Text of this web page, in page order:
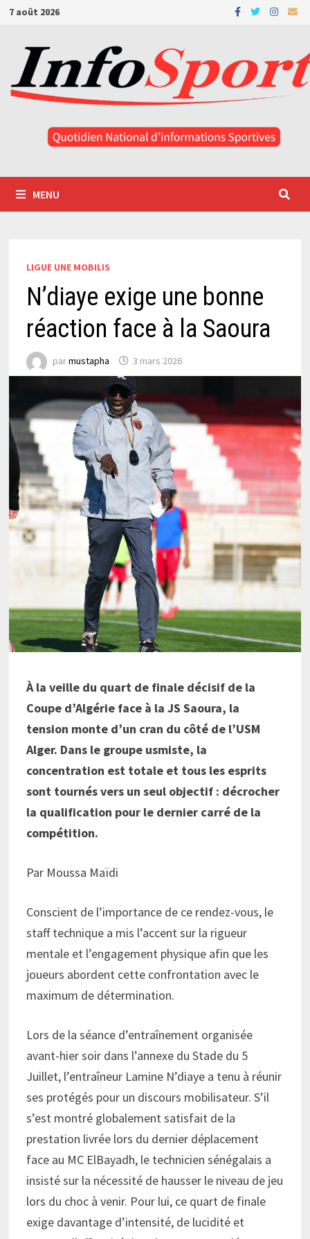
Passer
contenu
7 août 2026
MENU
LIGUE UNE MOBILIS
N’diaye exige une bonne
réaction face à la Saoura
parmustapha 3 mars 2026
À la veille du quart de finale décisif de la
Coupe d’Algérie face à la JS Saoura, la
tension monte d’un cran du côté de l’USM
Alger. Dans le groupe usmiste, la
concentration est totale et tous les esprits
sont tournés vers un seul objectif : décrocher
la qualification pour le dernier carré de la
compétition.
Par Moussa Maïdi
Conscient de l’importance de ce rendez-vous, le
staff technique a mis l’accent sur la rigueur
mentale et l’engagement physique afin que les
joueurs abordent cette confrontation avec le
maximum de détermination.
Lors de la séance d’entraînement organisée
avant-hier soir dans l’annexe du Stade du 5
Juillet, l’entraîneur Lamine N’diaye a tenu à réunir
ses protégés pour un discours mobilisateur. S’il
s’est montré globalement satisfait de la
prestation livrée lors du dernier déplacement
face au MC ElBayadh, le technicien sénégalais a
insisté sur la nécessité de hausser le niveau de jeu
lors du choc à venir. Pour lui, ce quart de finale
exige davantage d’intensité, de lucidité et